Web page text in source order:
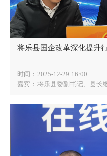
将乐县国企改革深化提升
时间：2025-12-29 16:00
嘉宾：将乐县委副书记、县长